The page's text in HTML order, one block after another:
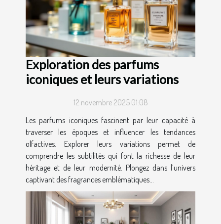
Exploration des parfums
iconiques et leurs variations
12 novembre 2025 01:08
Les parfums iconiques fascinent par leur capacité à
traverser les époques et influencer les tendances
olfactives. Explorer leurs variations permet de
comprendre les subtilités qui font la richesse de leur
héritage et de leur modernité. Plongez dans l’univers
captivant des fragrances emblématiques...